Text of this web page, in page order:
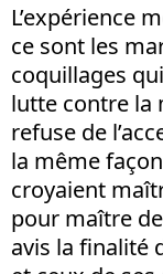
L’expérience
ce sont les
coquillages
lutte contre la
refuse de
la même
croyaient
pour maître
avis la finalité